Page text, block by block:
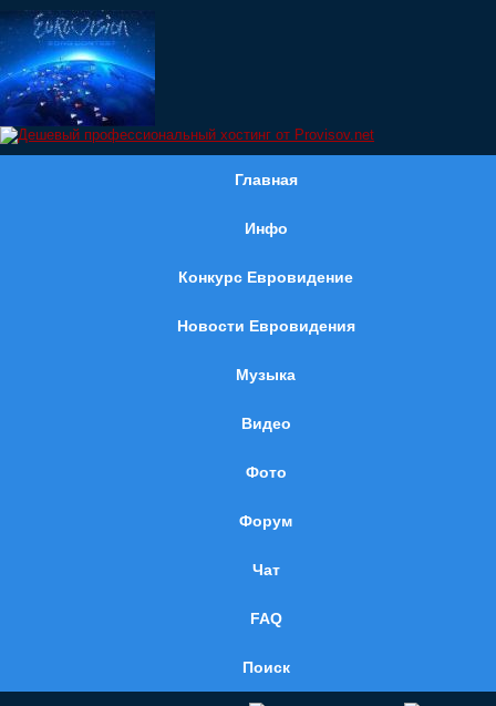
Главная
Инфо
Конкурс Евровидение
Новости Евровидения
Музыка
Видео
Фото
Форум
Чат
FAQ
Поиск